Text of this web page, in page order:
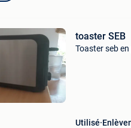
toaster SEB
Toaster seb
Utilisé